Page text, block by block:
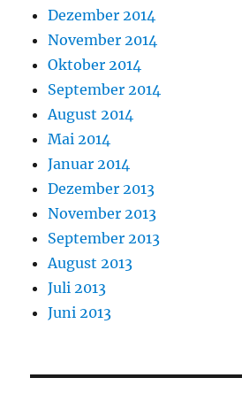
Dezember 2014
November 2014
Oktober 2014
September 2014
August 2014
Mai 2014
Januar 2014
Dezember 2013
November 2013
September 2013
August 2013
Juli 2013
Juni 2013